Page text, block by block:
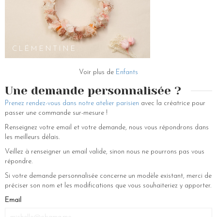
Vous pouvez nous retrouver dans le troisième à Paris dans notre
showroom. Tous nos accessoires sont fabriqués au-dessus de notre
showroom, dans nos ateliers par nos fabricantes pour vous proposer
des créations originales.
CLÉMENTINE
Voir plus de Enfants
Une demande personnalisée ?
Prenez rendez-vous dans notre atelier parisien avec la créatrice pour
passer une commande sur-mesure !
Renseignez votre email et votre demande, nous vous répondrons dans
les meilleurs délais.
Veillez à renseigner un email valide, sinon nous ne pourrons pas vous
répondre.
Si votre demande personnalisée concerne un modèle existant, merci de
préciser son nom et les modifications que vous souhaiteriez y apporter.
Email